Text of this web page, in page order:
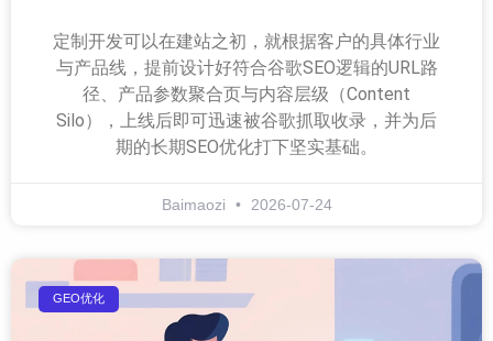
定制开发可以在建站之初，就根据客户的具体行业
与产品线，提前设计好符合谷歌SEO逻辑的URL路
径、产品参数聚合页与内容层级（Content
Silo），上线后即可迅速被谷歌抓取收录，并为后
期的长期SEO优化打下坚实基础。
Baimaozi 2026-07-24
GEO优化